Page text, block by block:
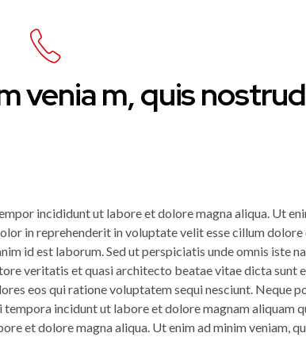
venia m, quis
incididunt ut labore et dolore magna aliqua. Ut
in reprehenderit in voluptate velit esse cillum
id est laborum. Sed ut perspiciatis unde omnis iste
veritatis et quasi architecto beatae vitae dicta
eos qui ratione voluptatem sequi nesciunt. Neque
incidunt ut labore et dolore magnam aliquam
et dolore magna aliqua. Ut enim ad minim veniam,